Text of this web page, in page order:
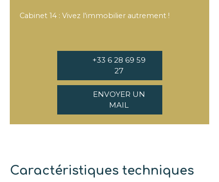
Cabinet 14 : Vivez l'immobilier autrement !
+33 6 28 69 59
27
ENVOYER UN
MAIL
Caractéristiques techniques